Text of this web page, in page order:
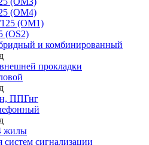
(OM4)
(OM1)
(OS2)
и комбинированный
прокладки
ППГнг
жилы
систем сигнализации